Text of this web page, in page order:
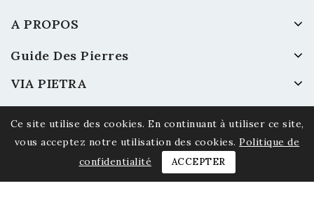
A PROPOS
Guide Des Pierres
VIA PIETRA
Ce site utilise des cookies. En continuant à utiliser ce site,
vous acceptez notre utilisation des cookies. Politique de
confidentialité
ACCEPTER
© 2026 Via Pietra - Gemmes et Minéraux